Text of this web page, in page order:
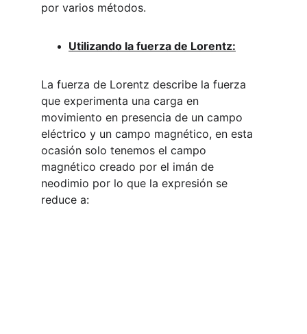
por varios métodos.
Utilizando la fuerza de Lorentz:
La fuerza de Lorentz describe la fuerza
que experimenta una carga en
movimiento en presencia de un campo
eléctrico y un campo magnético, en esta
ocasión solo tenemos el campo
magnético creado por el imán de
neodimio por lo que la expresión se
reduce a: